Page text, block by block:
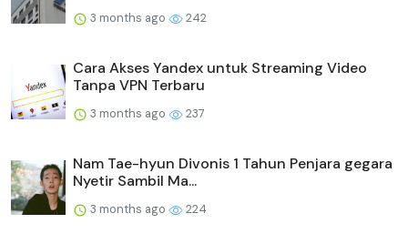
3 months ago 242
Cara Akses Yandex untuk Streaming Video
Tanpa VPN Terbaru
3 months ago 237
Nam Tae-hyun Divonis 1 Tahun Penjara gegara
Nyetir Sambil Ma...
3 months ago 224